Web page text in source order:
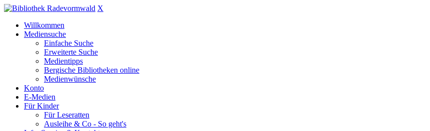
X
Willkommen
Mediensuche
Einfache Suche
Erweiterte Suche
Medientipps
Bergische Bibliotheken online
Medienwünsche
Konto
E-Medien
Für Kinder
Für Leseratten
Ausleihe & Co - So geht's